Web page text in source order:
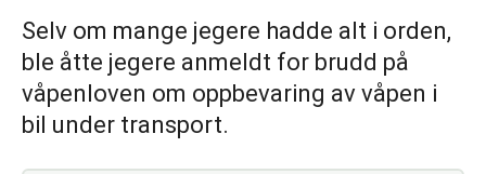
Selv om mange jegere hadde alt i orden,
ble åtte jegere anmeldt for brudd på
våpenloven om oppbevaring av våpen i
bil under transport.